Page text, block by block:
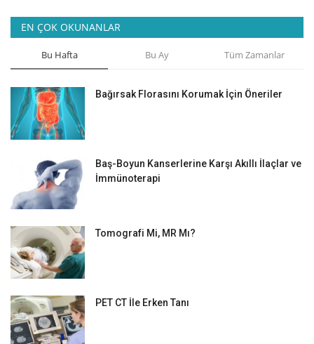
EN ÇOK OKUNANLAR
Bu Hafta Bu Ay Tüm Zamanlar
Bağırsak Florasını Korumak İçin Öneriler
Baş-Boyun Kanserlerine Karşı Akıllı İlaçlar ve
İmmünoterapi
Tomografi Mi, MR Mı?
PET CT İle Erken Tanı